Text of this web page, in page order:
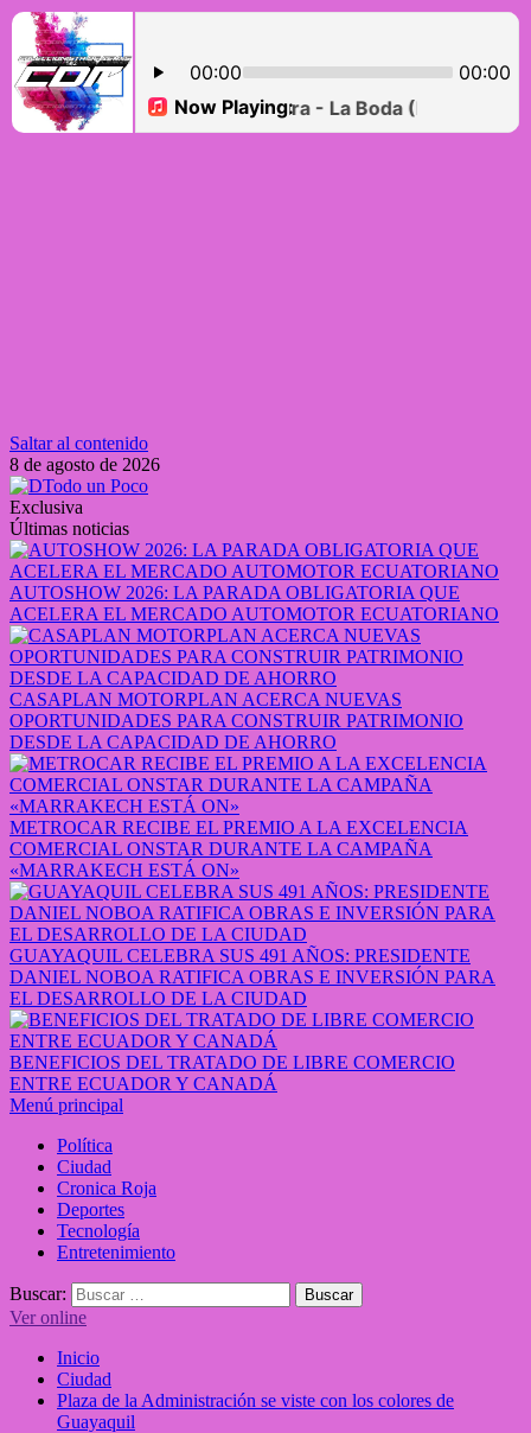
Saltar al contenido
8 de agosto de 2026
Exclusiva
Últimas noticias
AUTOSHOW 2026: LA PARADA OBLIGATORIA QUE
ACELERA EL MERCADO AUTOMOTOR ECUATORIANO
CASAPLAN MOTORPLAN ACERCA NUEVAS
OPORTUNIDADES PARA CONSTRUIR PATRIMONIO
DESDE LA CAPACIDAD DE AHORRO
METROCAR RECIBE EL PREMIO A LA EXCELENCIA
COMERCIAL ONSTAR DURANTE LA CAMPAÑA
«MARRAKECH ESTÁ ON»
GUAYAQUIL CELEBRA SUS 491 AÑOS: PRESIDENTE
DANIEL NOBOA RATIFICA OBRAS E INVERSIÓN PARA
EL DESARROLLO DE LA CIUDAD
BENEFICIOS DEL TRATADO DE LIBRE COMERCIO
ENTRE ECUADOR Y CANADÁ
Menú principal
Política
Ciudad
Cronica Roja
Deportes
Tecnología
Entretenimiento
Buscar:
Ver online
Inicio
Ciudad
Plaza de la Administración se viste con los colores de
Guayaquil